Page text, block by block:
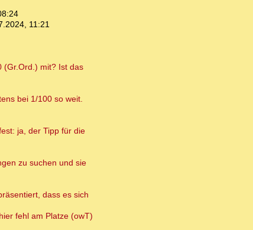
11:21
(Gr.Ord.) mit? Ist das
bei 1/100 so weit.
ja, der Tipp für die
zu suchen und sie
dass es sich
fehl am Platze (owT)